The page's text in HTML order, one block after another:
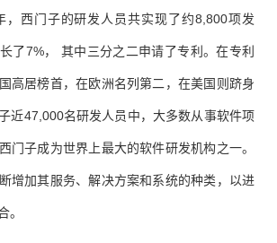
，西门子的研发人员共实现了约8,800项发
了7%， 其中三分之二申请了专利。在专利
高居榜首，在欧洲名列第二，在美国则跻身
近47,000名研发人员中，大多数从事软件项
门子成为世界上最大的软件研发机构之一。
增加其服务、解决方案和系统的种类，以进
。